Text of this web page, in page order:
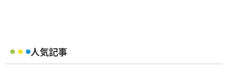
人気記事